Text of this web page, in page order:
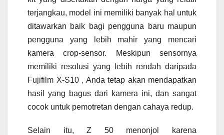
terjangkau, model ini memiliki banyak hal untuk
ditawarkan baik bagi pengguna baru maupun
pengguna yang lebih mahir yang mencari
kamera crop-sensor. Meskipun sensornya
memiliki resolusi yang lebih rendah daripada
Fujifilm X-S10 , Anda tetap akan mendapatkan
hasil yang bagus dari kamera ini, dan sangat
cocok untuk pemotretan dengan cahaya redup.
Selain itu, Z 50 menonjol karena